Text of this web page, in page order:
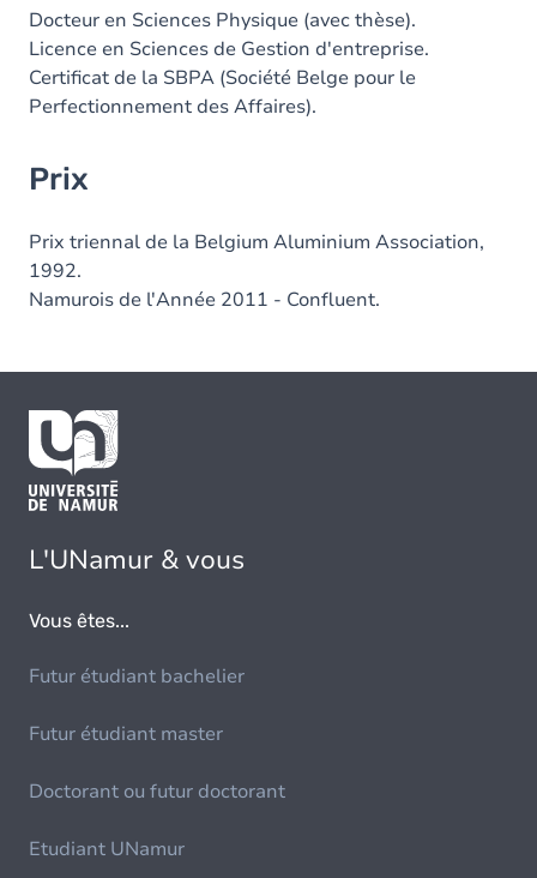
Docteur en Sciences Physique (avec thèse).
Licence en Sciences de Gestion d'entreprise.
Certificat de la SBPA (Société Belge pour le
Perfectionnement des Affaires).
Prix
Prix triennal de la Belgium Aluminium Association,
1992.
Namurois de l'Année 2011 - Confluent.
L'UNamur & vous
Vous êtes...
Futur étudiant bachelier
Futur étudiant master
Doctorant ou futur doctorant
Etudiant UNamur